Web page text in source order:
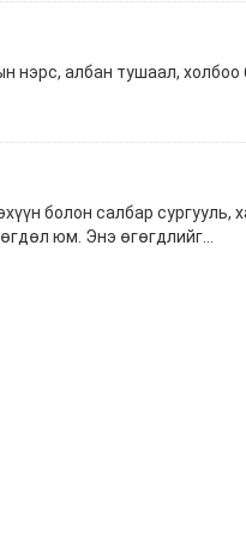
албан тушаал, холбоо
болон салбар сургууль,
юм. Энэ өгөгдлийг...